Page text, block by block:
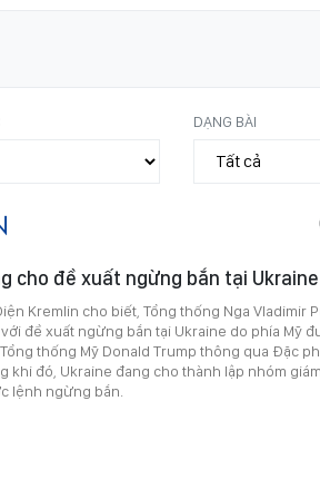
DẠNG BÀI
cho đề xuất ngừng bắn tại Ukraine
Kremlin cho biết, Tổng thống Nga Vladimir
đề xuất ngừng bắn tại Ukraine do phía Mỹ
thống Mỹ Donald Trump thông qua Đặc
khi đó, Ukraine đang cho thành lập nhóm
lệnh ngừng bắn.